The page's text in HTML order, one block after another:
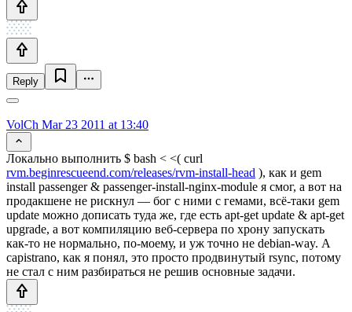
Reply
VolCh Mar 23 2011 at 13:40
Локально выполнить $ bash < <( curl
rvm.beginrescueend.com/releases/rvm-install-head ), как и gem
install passenger & passenger-install-nginx-module я смог, а вот на
продакшене не рискнул — бог с ними с гемами, всё-таки gem
update можно дописать туда же, где есть apt-get update & apt-get
upgrade, а вот компиляцию веб-сервера по хрону запускать
как-то не нормально, по-моему, и уж точно не debian-way. А
capistrano, как я понял, это просто продвинутый rsync, потому
не стал с ним разбираться не решив основные задачи.